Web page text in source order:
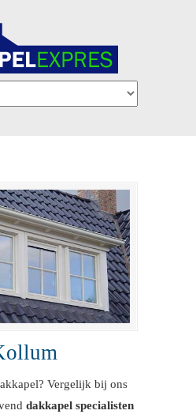
Vergelijk bij ons
dakkapel specialisten